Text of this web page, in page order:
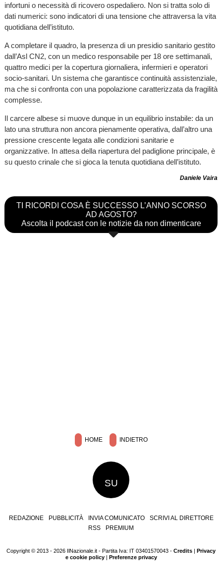
infortuni o necessità di ricovero ospedaliero. Non si tratta solo di
dati numerici: sono indicatori di una tensione che attraversa la vita
quotidiana dell’istituto.
A completare il quadro, la presenza di un presidio sanitario gestito
dall’Asl CN2, con un medico responsabile per 18 ore settimanali,
quattro medici per la copertura giornaliera, infermieri e operatori
socio-sanitari. Un sistema che garantisce continuità assistenziale,
ma che si confronta con una popolazione caratterizzata da fragilità
complesse.
Il carcere albese si muove dunque in un equilibrio instabile: da un
lato una struttura non ancora pienamente operativa, dall’altro una
pressione crescente legata alle condizioni sanitarie e
organizzative. In attesa della riapertura del padiglione principale, è
su questo crinale che si gioca la tenuta quotidiana dell’istituto.
Daniele Vaira
TI RICORDI COSA È SUCCESSO L’ANNO SCORSO
AD AGOSTO?
Ascolta il podcast con le notizie da non dimenticare
HOME INDIETRO
SU
REDAZIONE PUBBLICITÀ INVIA COMUNICATO
SCRIVI AL DIRETTORE
RSS
PREMIUM
Copyright © 2013 - 2026 IlNazionale.it - Partita Iva: IT 03401570043 - Credits
Privacy
e cookie policy| Preferenze privacy